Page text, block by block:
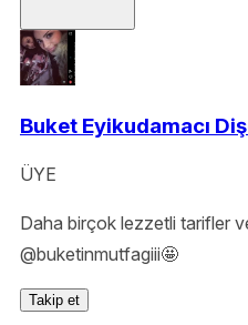
Buket Eyikudamacı
ÜYE
Daha birçok lezzetli tarifler
@buketinmutfagiii🤩
Takip et